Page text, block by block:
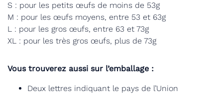
S : pour les petits œufs de moins de 53g
M : pour les œufs moyens, entre 53 et 63g
L : pour les gros œufs, entre 63 et 73g
XL : pour les très gros œufs, plus de 73g
Vous trouverez aussi sur l’emballage :
Deux lettres indiquant le pays de l’Union